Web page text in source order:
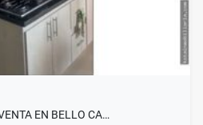
EN BELLO CA…